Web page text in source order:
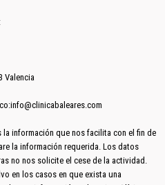
Valencia
la información que nos facilita con el fin de
la información requerida. Los datos
no nos solicite el cese de la actividad.
en los casos en que exista una